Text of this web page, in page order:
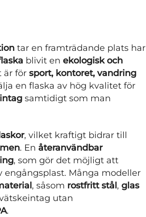
tar en framträdande plats har
blivit en ekologisk och
är för sport, kontoret, vandring
en flaska av hög kvalitet för
samtidigt som man
, vilket kraftigt bidrar till
. En återanvändbar
, som gör det möjligt att
Många modeller
, såsom rostfritt stål , glas
utan
.